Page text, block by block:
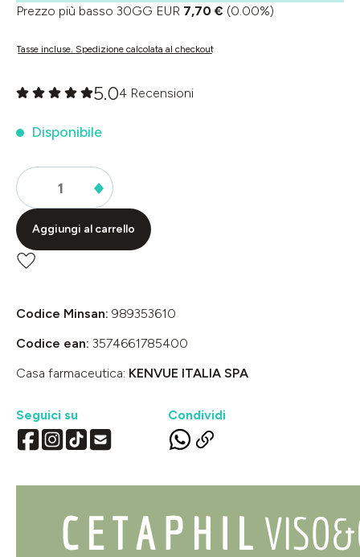
Prezzo più basso 30GG EUR 7,70 € (0.00%)
Tasse incluse. Spedizione calcolata al checkout
5.04 Recensioni
Disponibile
Aggiungi al carrello
Codice Minsan: 989353610
Codice ean: 3574661785400
Casa farmaceutica: KENVUE ITALIA SPA
Seguici su Condividi